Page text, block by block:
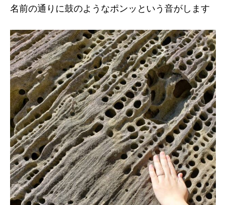
名前の通りに鼓のようなポンッという音がします